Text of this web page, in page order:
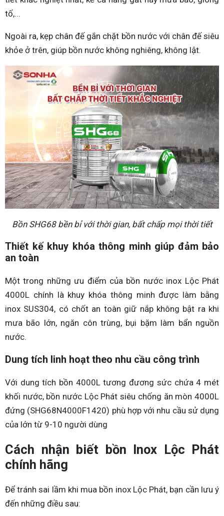
tố,...
Ngoài ra, kẹp chân đế gắn chặt bồn nước với chân đế siêu
khỏe ở trên, giúp bồn nước không nghiêng, không lật.
Bồn SHG68 bền bỉ với thời gian, bất chấp mọi thời tiết
Thiết kế khuy khóa thông minh giúp đảm bảo
an toàn
Một trong những ưu điểm của bồn nước inox Lộc Phát
4000L chính là khuy khóa thông minh được làm bằng
inox SUS304, có chốt an toàn giữ nắp không bật ra khi
mưa bão lớn, ngăn côn trùng, bụi bặm làm bẩn nguồn
nước.
Dung tích linh hoạt theo nhu cầu công trình
Với dung tích bồn 4000L tương đương sức chứa 4 mét
khối nước, bồn nước Lộc Phát siêu chống ăn mòn 4000L
đứng (SHG68N4000F1420) phù hợp với nhu cầu sử dụng
của lớn từ 9-10 người dùng
Cách nhận biết bồn Inox Lộc Phát
chính hãng
Để tránh sai lầm khi mua bồn inox Lộc Phát, bạn cần lưu ý
đến những điều sau: